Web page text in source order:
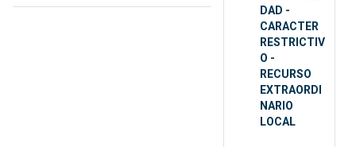
DAD -
CARACTER
RESTRICTIV
O -
RECURSO
EXTRAORDI
NARIO
LOCAL